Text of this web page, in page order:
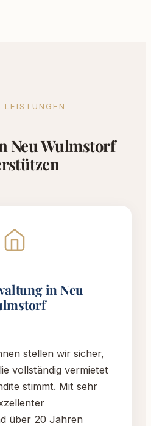
LEISTUNGEN
Neu Wulmstorf
in Neu
stellen wir sicher,
vollständig vermietet
stimmt. Mit sehr
über 20 Jahren